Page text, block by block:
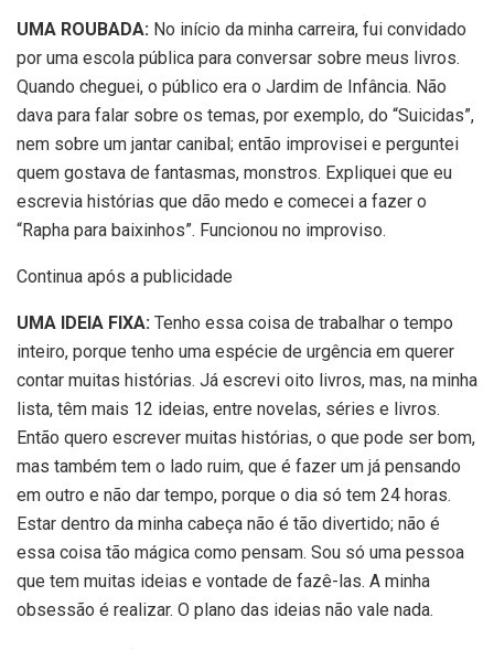
UMA ROUBADA: No início da minha carreira, fui convidado
por uma escola pública para conversar sobre meus livros.
Quando cheguei, o público era o Jardim de Infância. Não
dava para falar sobre os temas, por exemplo, do “Suicidas”,
nem sobre um jantar canibal; então improvisei e perguntei
quem gostava de fantasmas, monstros. Expliquei que eu
escrevia histórias que dão medo e comecei a fazer o
“Rapha para baixinhos”. Funcionou no improviso.
Continua após a publicidade
UMA IDEIA FIXA: Tenho essa coisa de trabalhar o tempo
inteiro, porque tenho uma espécie de urgência em querer
contar muitas histórias. Já escrevi oito livros, mas, na minha
lista, têm mais 12 ideias, entre novelas, séries e livros.
Então quero escrever muitas histórias, o que pode ser bom,
mas também tem o lado ruim, que é fazer um já pensando
em outro e não dar tempo, porque o dia só tem 24 horas.
Estar dentro da minha cabeça não é tão divertido; não é
essa coisa tão mágica como pensam. Sou só uma pessoa
que tem muitas ideias e vontade de fazê-las. A minha
obsessão é realizar. O plano das ideias não vale nada.